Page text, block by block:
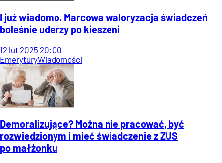
I już wiadomo. Marcowa waloryzacja świadczeń
boleśnie uderzy po kieszeni
12 lut 2025 20:00
EmeryturyWiadomości
Demoralizujące? Można nie pracować, być
rozwiedzionym i mieć świadczenie z ZUS
po małżonku